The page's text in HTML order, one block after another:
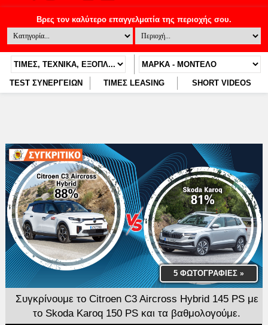
TEST ΣΥΝΕΡΓΕΙΩΝ ΤΙΜΕΣ LEASING SHORT VIDEOS
5 ΦΩΤΟΓΡΑΦΙΕΣ »
Συγκρίνουμε το Citroen C3 Aircross Hybrid 145 PS με
το Skoda Karoq 150 PS και τα βαθμολογούμε.